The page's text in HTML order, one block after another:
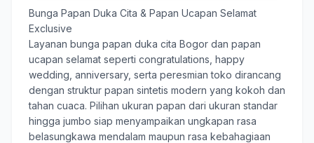
Bunga Papan Duka Cita & Papan Ucapan Selamat
Exclusive
Layanan bunga papan duka cita Bogor dan papan
ucapan selamat seperti congratulations, happy
wedding, anniversary, serta peresmian toko dirancang
dengan struktur papan sintetis modern yang kokoh dan
tahan cuaca. Pilihan ukuran papan dari ukuran standar
hingga jumbo siap menyampaikan ungkapan rasa
belasungkawa mendalam maupun rasa kebahagiaan